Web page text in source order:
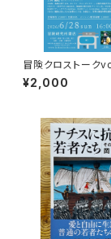
冒険クロストー
優紀「この星の物語
視聴権
¥2,000